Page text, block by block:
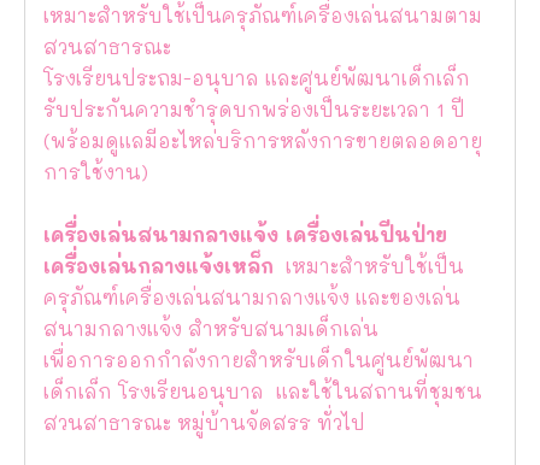
เหมาะสำหรับใช้เป็นครุภัณฑ์เครื่องเล่นสนามตาม
สวนสาธารณะ
โรงเรียนประถม-อนุบาล และศูนย์พัฒนาเด็กเล็ก
รับประกันความชำรุดบกพร่องเป็นระยะเวลา 1 ปี
(พร้อมดูแลมีอะไหล่บริการหลังการขายตลอดอายุ
การใช้งาน)
เครื่องเล่นสนามกลางแจ้ง เครื่องเล่นปีนป่าย
เครื่องเล่นกลางแจ้งเหล็ก เหมาะสำหรับใช้เป็น
ครุภัณฑ์เครื่องเล่นสนามกลางแจ้ง และของเล่น
สนามกลางแจ้ง สำหรับสนามเด็กเล่น
เพื่อการออกกำลังกายสำหรับเด็กในศูนย์พัฒนา
เด็กเล็ก โรงเรียนอนุบาล และใช้ในสถานที่ชุมชน
สวนสาธารณะ หมู่บ้านจัดสรร ทั่วไป